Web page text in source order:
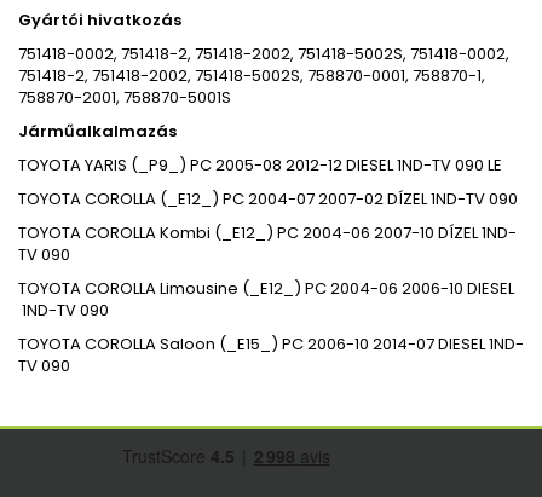
Gyártói hivatkozás
751418-0002, 751418-2, 751418-2002, 751418-5002S, 751418-0002,
751418-2, 751418-2002, 751418-5002S, 758870-0001, 758870-1,
758870-2001, 758870-5001S
Járműalkalmazás
TOYOTAYARIS (_P9_) PC2005-08 2012-12DIESEL1ND-TV090 LE
TOYOTACOROLLA (_E12_) PC2004-072007-02DÍZEL1ND-TV090
TOYOTACOROLLA Kombi (_E12_) PC2004-06 2007-10 DÍZEL1ND-
TV090
TOYOTACOROLLA Limousine (_E12_) PC2004-06 2006-10 DIESEL
1ND-TV090
TOYOTACOROLLA Saloon (_E15_) PC2006-10 2014-07DIESEL1ND-
TV090